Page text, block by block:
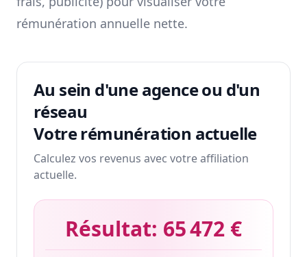
rémunération annuelle nette.
Au sein d'une agence ou d'un
réseau
Votre rémunération actuelle
Calculez vos revenus avec votre affiliation
actuelle.
Résultat: 65 472 €